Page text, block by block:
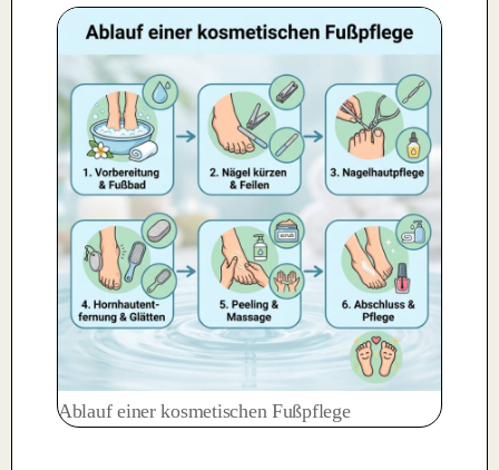
Ablauf einer kosmetischen Fußpflege